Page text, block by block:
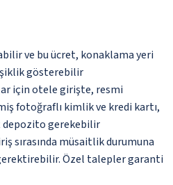
ve bu ücret, konaklama yeri
gösterebilir
için otele girişte, resmi
fotoğraflı kimlik ve kredi kartı,
depozito gerekebilir
sırasında müsaitlik durumuna
Özel talepler garanti